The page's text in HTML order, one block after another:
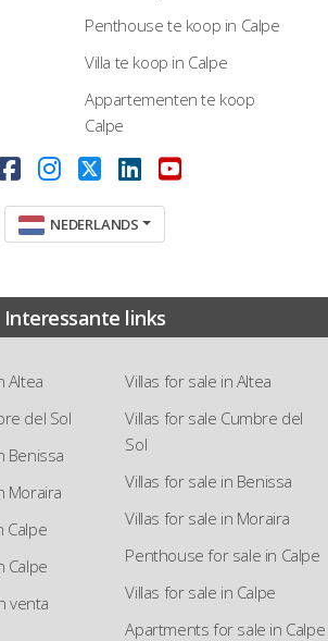
Penthouse te koop in Calpe
Villa te koop in Calpe
Appartementen te koop
Calpe
NEDERLANDS
Interessante links
Altea
del Sol
Benissa
Moraira
Calpe
Calpe
venta
Villas for sale in Altea
Villas for sale Cumbre del
Sol
Villas for sale in Benissa
Villas for sale in Moraira
Penthouse for sale in Calpe
Villas for sale in Calpe
Apartments for sale in Calpe